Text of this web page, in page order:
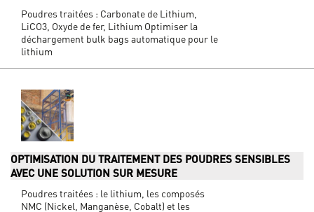
Poudres traitées : Carbonate de Lithium,
LiCO3, Oxyde de fer, Lithium Optimiser la
déchargement bulk bags automatique pour le
lithium
OPTIMISATION DU TRAITEMENT DES POUDRES SENSIBLES
AVEC UNE SOLUTION SUR MESURE
Poudres traitées : le lithium, les composés
NMC (Nickel, Manganèse, Cobalt) et les